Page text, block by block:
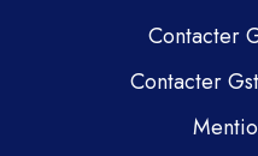
Contacter
Contacter